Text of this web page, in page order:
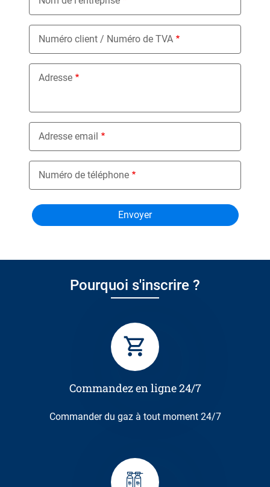
Numéro client / Numéro de TVA
Adresse
Adresse email
Numéro de téléphone
Pourquoi s'inscrire ?
Commandez en ligne 24/7
Commander du gaz à tout moment 24/7